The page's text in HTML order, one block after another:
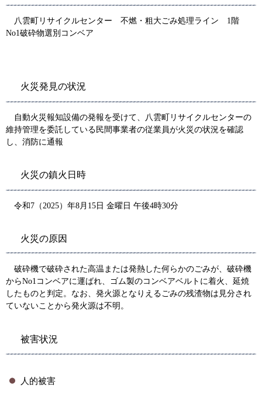
八雲町リサイクルセンター 不燃・粗大ごみ処理ライン 1階
No1破砕物選別コンベア
火災発見の状況
自動火災報知設備の発報を受けて、八雲町リサイクルセンターの
維持管理を委託している民間事業者の従業員が火災の状況を確認
し、消防に通報
火災の鎮火日時
令和7（2025）年8月15日 金曜日 午後4時30分
火災の原因
破砕機で破砕された高温または発熱した何らかのごみが、破砕機
からNo1コンベアに運ばれ、ゴム製のコンベアベルトに着火、延焼
したものと判定。なお、発火源となりえるごみの残渣物は見分され
ていないことから発火源は不明。
被害状況
人的被害